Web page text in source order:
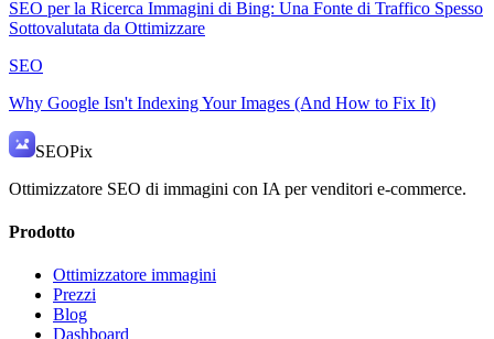
SEO per la Ricerca Immagini di Bing: Una Fonte di Traffico Spesso
Sottovalutata da Ottimizzare
SEO
Why Google Isn't Indexing Your Images (And How to Fix It)
SEOPix
Ottimizzatore SEO di immagini con IA per venditori e-commerce.
Prodotto
Ottimizzatore immagini
Prezzi
Blog
Dashboard